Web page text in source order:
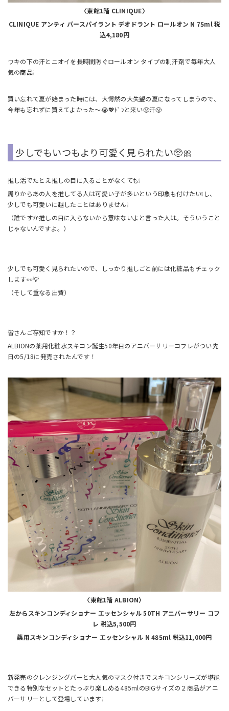
〈東館1階 CLINIQUE〉
CLINIQUE アンティ パースパイラント デオドラント ロールオン N 75ml 税
込4,180円
ワキの下の汗とニオイを長時間防ぐロールオン タイプの制汗剤で毎年大人
気の商品❕
買い忘れて夏が始まった時には、大愕然の大失望の夏になってしまうので、
今年も忘れずに買えてよかった～😭💖ﾄﾞﾝと来い😤汗😤
少しでもいつもより可愛く見られたい🥺🎀
推し活でたとえ推しの目に入ることがなくても❕
周りからあの人を推してる人は可愛い子が多いという印象も付けたい❕し、
少しでも可愛いに越したことはありません❕
（誰ですか推しの目に入らないから意味ないよと言った人は。そういうこと
じゃないんですよ。）
少しでも可愛く見られたいので、しっかり推しごと前には化粧品もチェック
します👀💡
（そして重なる出費）
皆さんご存知ですか！？
ALBIONの薬用化粧水スキコン誕生50年目のアニバーサリーコフレがつい先
日の5/18に発売されたんです！
〈東館1階 ALBION〉
左からスキンコンディショナー エッセンシャル 50TH アニバーサリー コフ
レ 税込5,500円
薬用スキンコンディショナー エッセンシャル N 485ml 税込11,000円
新発売のクレンジングバーと大人気のマスク付きでスキコンシリーズが堪能
できる特別なセットとたっぷり楽しめる485mlのBIGサイズの２商品がアニ
バーサリーとして登場しています❕